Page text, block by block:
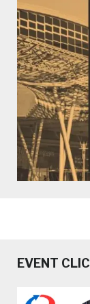
EVENT CLIC